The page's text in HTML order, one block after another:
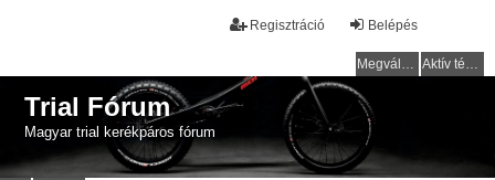
Belépés
Regisztráció
Megválaszolatlan témák Aktív témák
Trial Fórum
Magyar trial kerékpáros fórum